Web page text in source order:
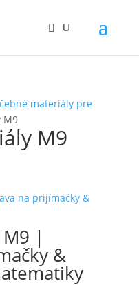
materiály pre
M9
M9
|
&